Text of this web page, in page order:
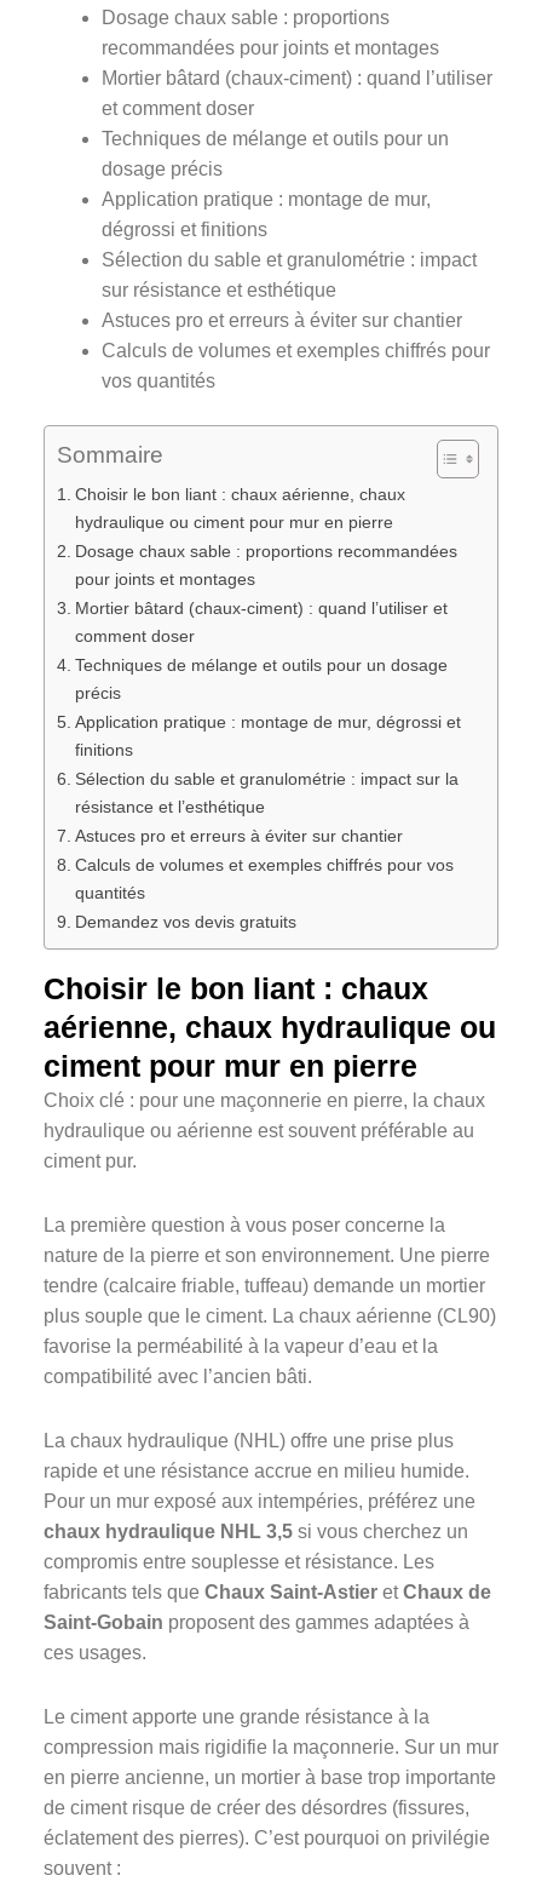
Dosage chaux sable : proportions
recommandées pour joints et montages
Mortier bâtard (chaux‑ciment) : quand l’utiliser
et comment doser
Techniques de mélange et outils pour un
dosage précis
Application pratique : montage de mur,
dégrossi et finitions
Sélection du sable et granulométrie : impact
sur résistance et esthétique
Astuces pro et erreurs à éviter sur chantier
Calculs de volumes et exemples chiffrés pour
vos quantités
Sommaire
Choisir le bon liant : chaux aérienne, chaux
hydraulique ou ciment pour mur en pierre
Dosage chaux sable : proportions recommandées
pour joints et montages
Mortier bâtard (chaux‑ciment) : quand l’utiliser et
comment doser
Techniques de mélange et outils pour un dosage
précis
Application pratique : montage de mur, dégrossi et
finitions
Sélection du sable et granulométrie : impact sur la
résistance et l’esthétique
Astuces pro et erreurs à éviter sur chantier
Calculs de volumes et exemples chiffrés pour vos
quantités
Demandez vos devis gratuits
Choisir le bon liant : chaux
aérienne, chaux hydraulique ou
ciment pour mur en pierre
Choix clé : pour une maçonnerie en pierre, la chaux
hydraulique ou aérienne est souvent préférable au
ciment pur.
La première question à vous poser concerne la
nature de la pierre et son environnement. Une pierre
tendre (calcaire friable, tuffeau) demande un mortier
plus souple que le ciment. La chaux aérienne (CL90)
favorise la perméabilité à la vapeur d’eau et la
compatibilité avec l’ancien bâti.
La chaux hydraulique (NHL) offre une prise plus
rapide et une résistance accrue en milieu humide.
Pour un mur exposé aux intempéries, préférez une
chaux hydraulique NHL 3,5 si vous cherchez un
compromis entre souplesse et résistance. Les
fabricants tels que Chaux Saint-Astier etChaux de
Saint‑Gobain proposent des gammes adaptées à
ces usages.
Le ciment apporte une grande résistance à la
compression mais rigidifie la maçonnerie. Sur un mur
en pierre ancienne, un mortier à base trop importante
de ciment risque de créer des désordres (fissures,
éclatement des pierres). C’est pourquoi on privilégie
souvent :